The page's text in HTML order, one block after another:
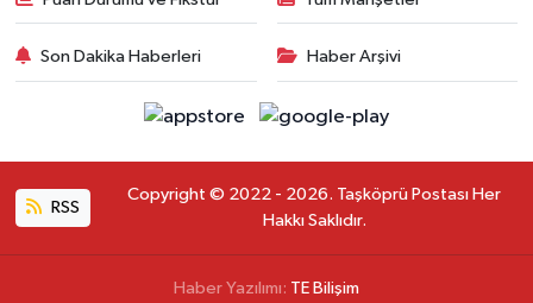
Son Dakika Haberleri Haber Arşivi
RSS
Copyright © 2022 - 2026. Taşköprü Postası Her
Hakkı Saklıdır.
Haber Yazılımı: TE Bilişim